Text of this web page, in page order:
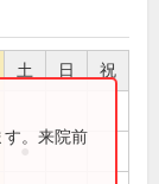
土 日 祝
●
す。来院前